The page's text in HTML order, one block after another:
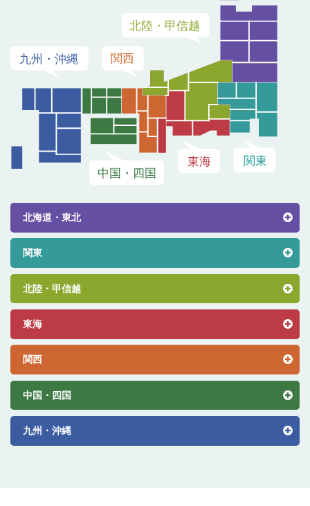
北海道・東北
関東
北陸・甲信越
東海
関西
中国・四国
九州・沖縄